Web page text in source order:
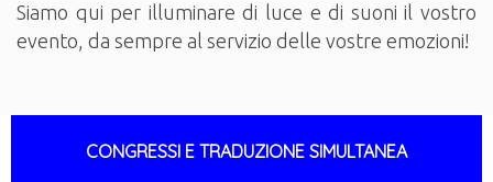
Siamo qui per illuminare di luce e di suoni il vostro
evento, da sempre al servizio delle vostre emozioni!
CONGRESSI E TRADUZIONE SIMULTANEA